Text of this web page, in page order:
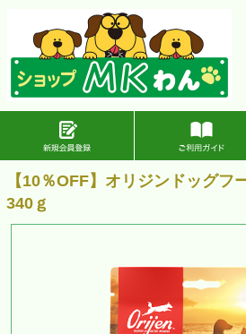
【10％OFF】オリジンドッグフ
340ｇ